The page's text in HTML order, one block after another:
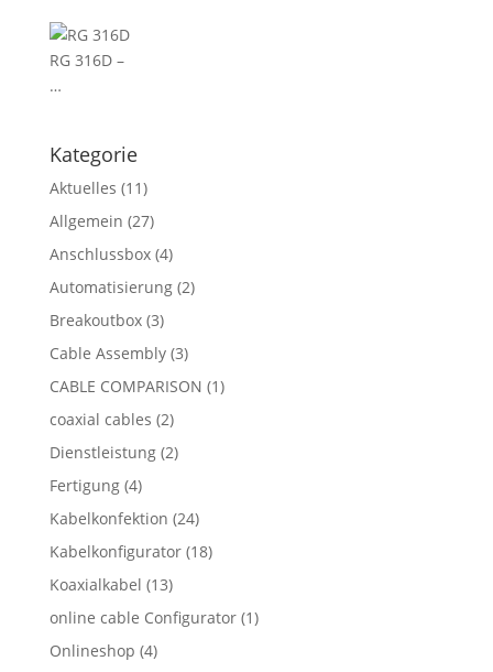
RG 316D –
…
Kategorie
Aktuelles (11)
Allgemein (27)
Anschlussbox(4)
Automatisierung(2)
Breakoutbox(3)
Cable Assembly(3)
CABLE COMPARISON (1)
coaxial cables (2)
Dienstleistung(2)
Fertigung(4)
Kabelkonfektion (24)
Kabelkonfigurator(18)
Koaxialkabel (13)
online cable Configurator(1)
Onlineshop (4)